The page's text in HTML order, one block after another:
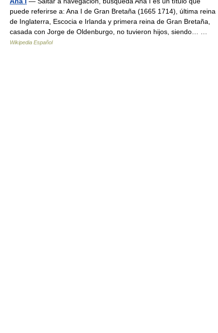
puede referirse a: Ana I de Gran Bretaña (1665 1714), última reina
de Inglaterra, Escocia e Irlanda y primera reina de Gran Bretaña,
casada con Jorge de Oldenburgo, no tuvieron hijos, siendo… …
Wikipedia Español